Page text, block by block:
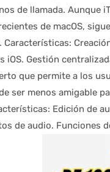
de llamada. Aunque
de macOS,
Características:
iOS. Gestión
que permite a los
ser menos amigable
Edición de
de audio. Funciones